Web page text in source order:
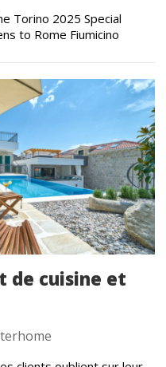
Torino 2025 Special
to Rome Fiumicino
de cuisine et